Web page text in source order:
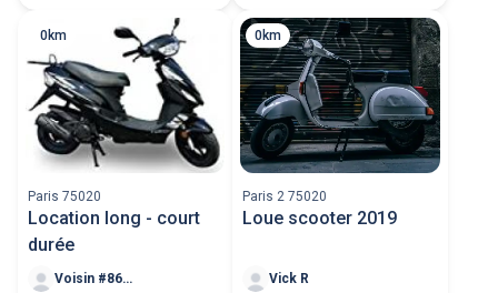
0km
Paris 75020
Location long - court
durée
Voisin #86483
0km
Paris 2 75020
Loue scooter 2019
Vick R